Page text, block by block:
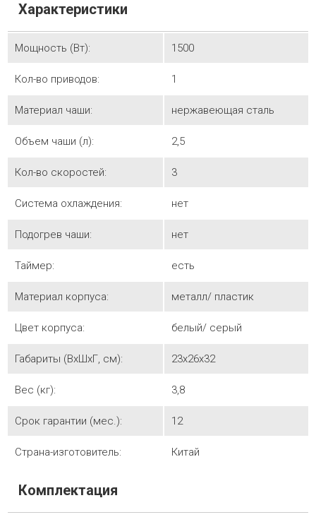
Характеристики
Мощность (Вт): 1500
Кол-во приводов: 1
Материал чаши: нержавеющая сталь
Объем чаши (л): 2,5
Кол-во скоростей: 3
Система охлаждения: нет
Подогрев чаши: нет
Таймер: есть
Материал корпуса: металл/ пластик
Цвет корпуса: белый/ серый
Габариты (ВхШхГ, см): 23х26х32
Вес (кг): 3,8
Срок гарантии (мес.): 12
Страна-изготовитель: Китай
Комплектация